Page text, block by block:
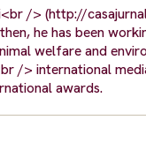
/> (http://
he has been
welfare and
/> international
awards.